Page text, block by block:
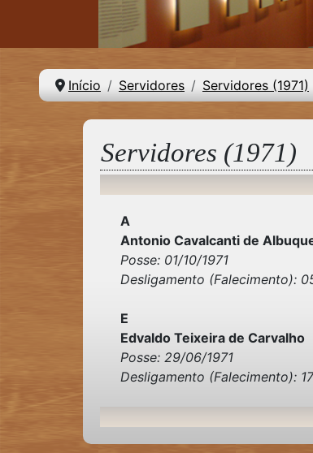
Início Servidores Servidores (1971)
Servidores (1971)
A
Antonio Cavalcanti de
Posse: 01/10/1971
Desligamento (Falecimento):
E
Edvaldo Teixeira de Carvalho
Posse: 29/06/1971
Desligamento (Falecimento):